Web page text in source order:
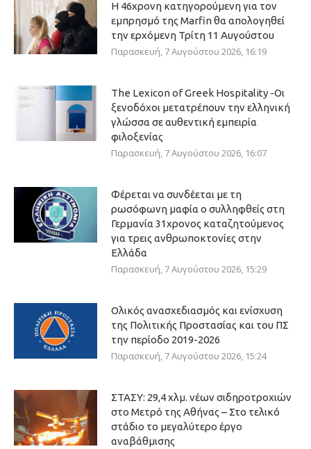
Η 46χρονη κατηγορούμενη για τον
εμπρησμό της Marfin θα απολογηθεί
την ερχόμενη Τρίτη 11 Αυγούστου
Παρασκευή, 7 Αυγούστου 2026, 16:19
The Lexicon of Greek Hospitality -Οι
ξενοδόχοι μετατρέπουν την ελληνική
γλώσσα σε αυθεντική εμπειρία
φιλοξενίας
Παρασκευή, 7 Αυγούστου 2026, 16:07
Φέρεται να συνδέεται με τη
ρωσόφωνη μαφία ο συλληφθείς στη
Γερμανία 31χρονος καταζητούμενος
για τρεις ανθρωποκτονίες στην
Ελλάδα
Παρασκευή, 7 Αυγούστου 2026, 15:29
Ολικός ανασχεδιασμός και ενίσχυση
της Πολιτικής Προστασίας και του ΠΣ
την περίοδο 2019-2026
Παρασκευή, 7 Αυγούστου 2026, 15:24
ΣΤΑΣΥ: 29,4 χλμ. νέων σιδηροτροχιών
στο Μετρό της Αθήνας – Στο τελικό
στάδιο το μεγαλύτερο έργο
αναβάθμισης